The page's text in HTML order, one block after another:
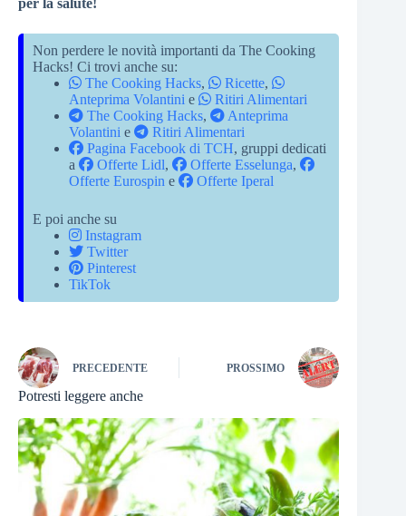
Non perdere le novità importanti da The Cooking
Hacks! Ci trovi anche su:
The Cooking Hacks, Ricette,
Anteprima Volantini e
Ritiri Alimentari
The Cooking Hacks,
Anteprima
Volantini e
Ritiri Alimentari
Pagina Facebook di TCH, gruppi dedicati
a
Offerte Lidl, Offerte Esselunga,
Offerte Eurospin e Offerte Iperal
E poi anche su
Instagram
Twitter
Pinterest
TikTok
PRECEDENTE PROSSIMO
Potresti leggere anche